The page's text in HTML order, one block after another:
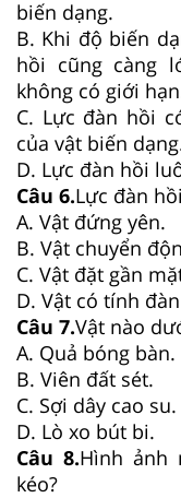
biến dạng.
B. Khi độ biến
hồi cũng càng
không có giới
C. Lực đàn hồi
của vật biến
D. Lực đàn hồi
Câu 6.Lực đàn
A. Vật đứng yên.
B. Vật chuyển
C. Vật đặt gần
D. Vật có tính
Câu 7.Vật nào
A. Quả bóng bàn.
B. Viên đất sét.
C. Sợi dây cao su.
D. Lò xo bút bi.
Câu 8.Hình ảnh
kéo?